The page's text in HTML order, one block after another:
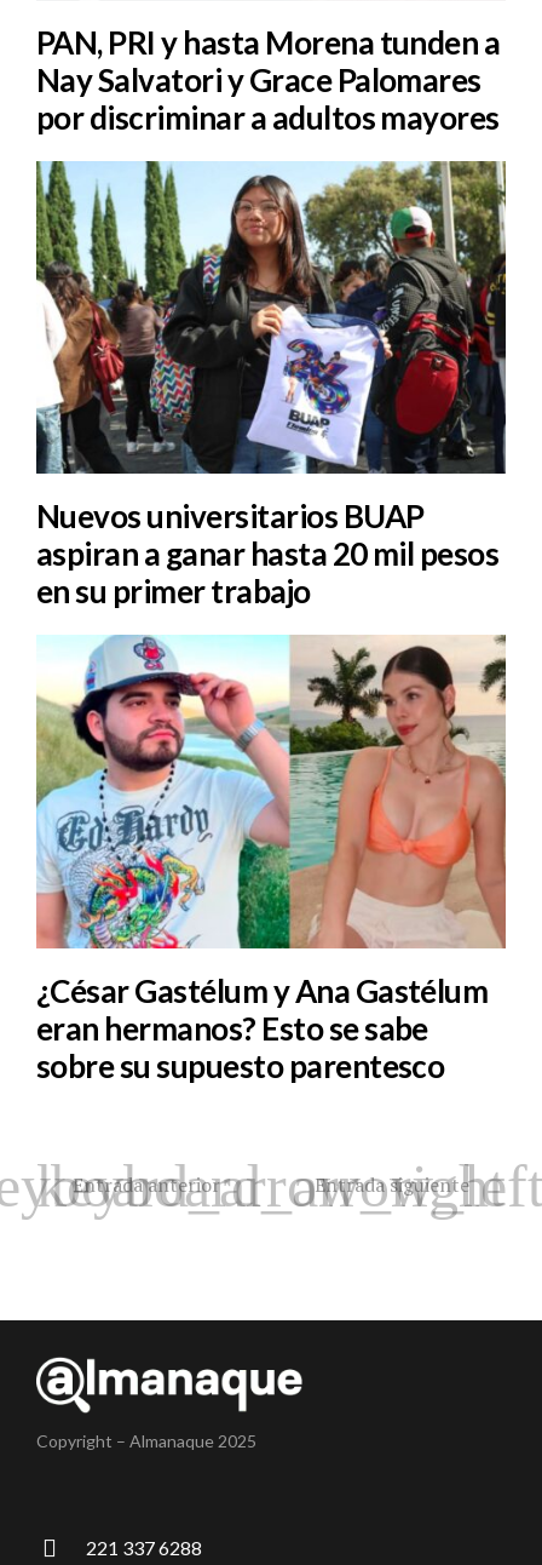
PAN, PRI y hasta Morena tunden a
Nay Salvatori y Grace Palomares
por discriminar a adultos mayores
Nuevos universitarios BUAP
aspiran a ganar hasta 20 mil pesos
en su primer trabajo
¿César Gastélum y Ana Gastélum
eran hermanos? Esto se sabe
sobre su supuesto parentesco
Entrada anterior Entrada siguiente
Copyright – Almanaque 2025
221 337 6288